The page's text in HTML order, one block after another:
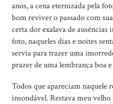
anos, a cena eternizada pela
bom reviver o passado com
certa dor exalava de
foto, naqueles dias e noites
servia para trazer uma
prazer de uma lembrança boa
Todos que apareciam
insondável. Restava meu